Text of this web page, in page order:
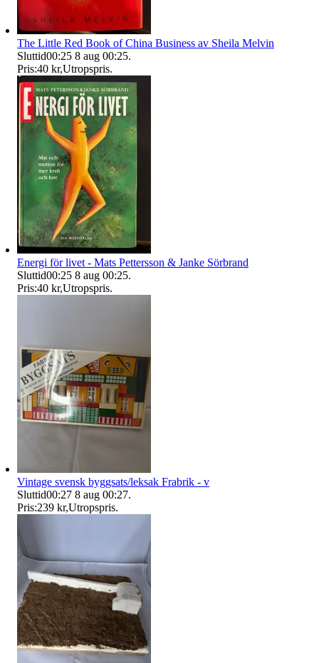
The Little Red Book of China Business av Sheila Melvin
Sluttid00:25 8 aug 00:25.
Pris:40 kr,Utropspris.
Energi för livet - Mats Pettersson & Janke Sörbrand
Sluttid00:25 8 aug 00:25.
Pris:40 kr,Utropspris.
Vintage svensk byggsats/leksak Frabrik - v
Sluttid00:27 8 aug 00:27.
Pris:239 kr,Utropspris.